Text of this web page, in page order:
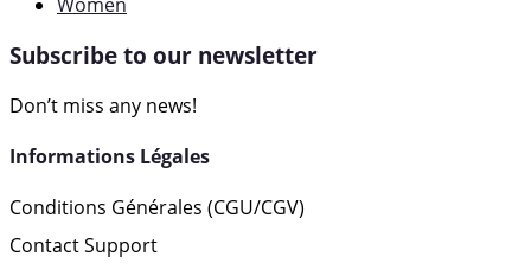
Subscribe to our newsletter
Don’t miss any news!
Informations Légales
Conditions Générales (CGU/CGV)
Contact Support